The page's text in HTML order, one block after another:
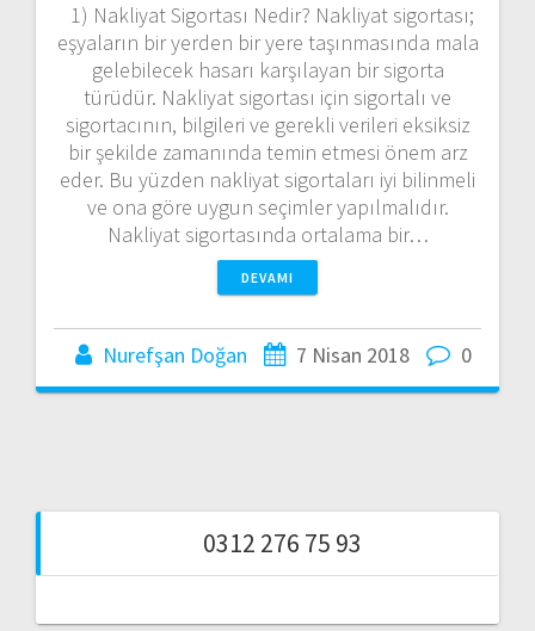
1) Nakliyat Sigortası Nedir? Nakliyat sigortası;
eşyaların bir yerden bir yere taşınmasında mala
gelebilecek hasarı karşılayan bir sigorta
türüdür. Nakliyat sigortası için sigortalı ve
sigortacının, bilgileri ve gerekli verileri eksiksiz
bir şekilde zamanında temin etmesi önem arz
eder. Bu yüzden nakliyat sigortaları iyi bilinmeli
ve ona göre uygun seçimler yapılmalıdır.
Nakliyat sigortasında ortalama bir…
DEVAMI
Nurefşan Doğan 7 Nisan 2018 0
0312 276 75 93